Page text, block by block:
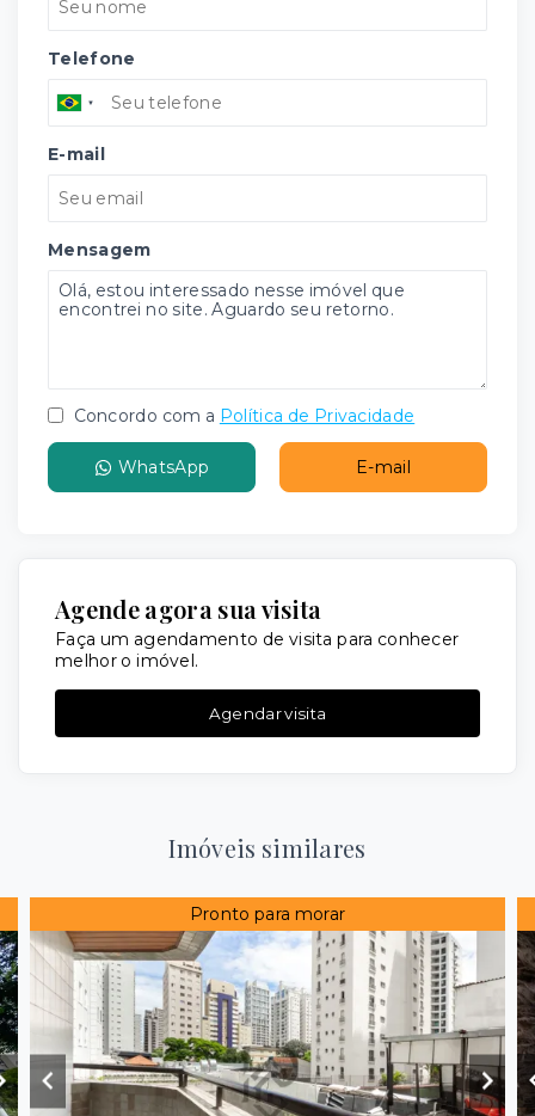
Telefone
E-mail
Mensagem
Concordo com a Política de Privacidade
WhatsApp E-mail
Agende agora sua visita
Faça um agendamento de visita para conhecer
melhor o imóvel.
Agendar visita
Imóveis similares
Pronto para morar